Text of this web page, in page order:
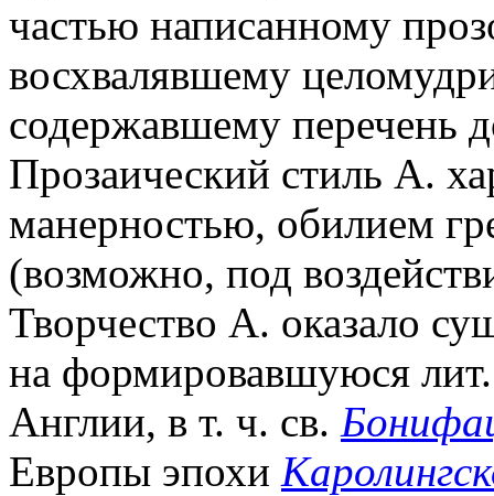
частью написанному
восхвалявшему
содержавшему перечень
Прозаический стиль А.
манерностью, обилием
(возможно, под
Творчество А. оказало
на формировавшуюся
Англии, в т. ч. св.
Европы эпохи